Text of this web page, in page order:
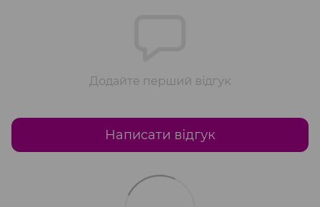
Додайте перший відгук
Написати відгук